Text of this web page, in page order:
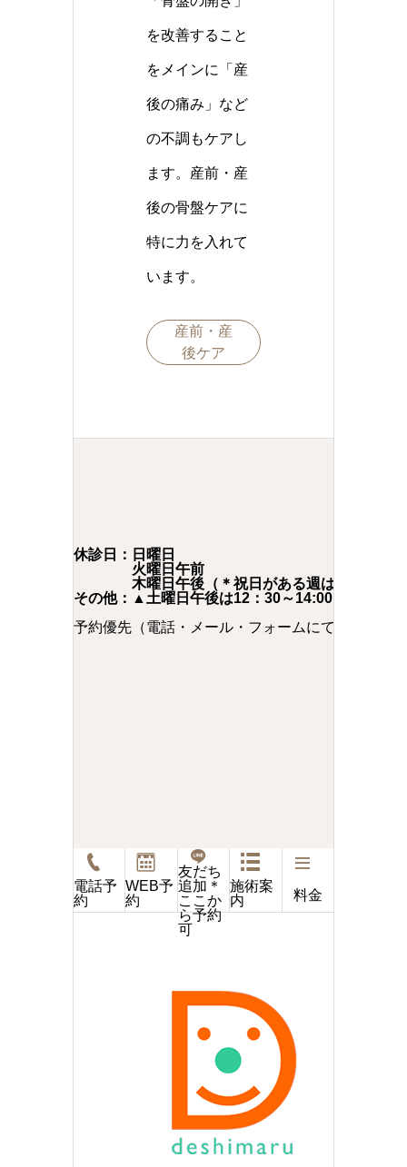
を改善すること
をメインに「産
後の痛み」など
の不調もケアし
ます。産前・産
後の骨盤ケアに
特に力を入れて
います。
産前・産
後ケア
休診日：日曜日
火曜日午前
木曜日午後（＊祝日がある週は開院）
その他：▲土曜日午後は12：30～14:00
予約優先（電話・メール・フォームにて予約承り
電話予
約
WEB予
約
友だち
追加＊
ここか
ら予約
可
施術案
内
料金